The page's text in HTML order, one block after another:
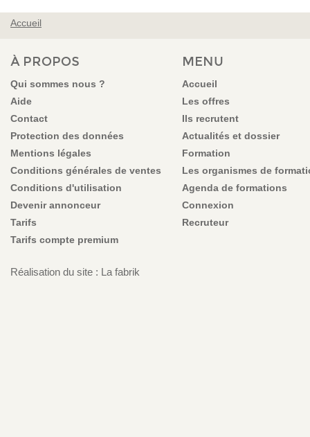
VOUS ÊTES ICI
Accueil
À PROPOS
Qui sommes nous ?
Aide
Contact
Protection des données
Mentions légales
Conditions générales de ventes
Conditions d'utilisation
Devenir annonceur
Tarifs
Tarifs compte premium
MENU
Accueil
Les offres
Ils recrutent
Actualités et dossier
Formation
Les organismes de
Agenda de formations
Connexion
Recruteur
Réalisation du site : La fabrik